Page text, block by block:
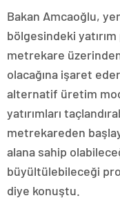
Bakan Amcaoğlu,
bölgesindeki
metrekare
olacağına işaret
alternatif üretim
yatırımları
metrekareden
alana sahip
büyültülebileceği
diye konuştu.